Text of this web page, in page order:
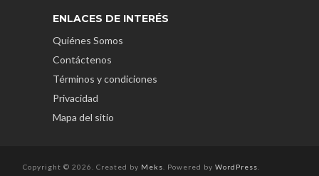
ENLACES DE INTERÉS
Quiénes Somos
Contáctenos
Términos y condiciones
Privacidad
Mapa del sitio
Copyright © 2026. Created by Meks . Powered by WordPress